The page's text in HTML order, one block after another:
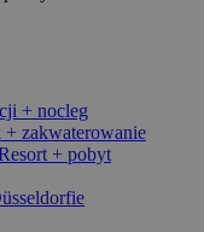
+ nocleg
zakwaterowanie
+ pobyt